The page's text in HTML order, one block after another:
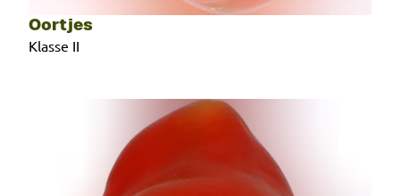
Oortjes
Klasse II